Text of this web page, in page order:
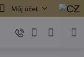
Můj účet